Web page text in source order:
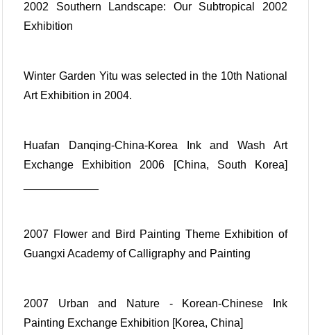
2002 Southern Landscape: Our Subtropical 2002
Exhibition
Winter Garden Yitu was selected in the 10th National
Art Exhibition in 2004.
Huafan Danqing-China-Korea Ink and Wash Art
Exchange Exhibition 2006 [China, South Korea]
2007 Flower and Bird Painting Theme Exhibition of
Guangxi Academy of Calligraphy and Painting
2007 Urban and Nature - Korean-Chinese Ink
Painting Exchange Exhibition [Korea, China]